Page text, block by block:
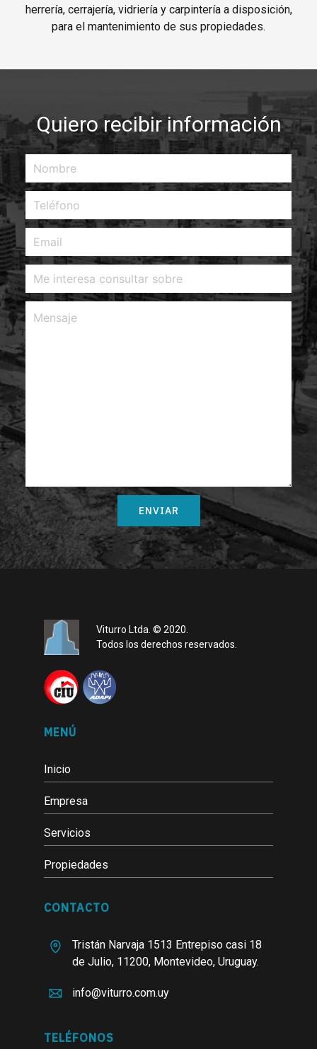
herrería, cerrajería, vidriería y carpintería a disposición,
para el mantenimiento de sus propiedades.
Quiero recibir información
Viturro Ltda. © 2020.
Todos los derechos reservados.
MENÚ
Inicio
Empresa
Servicios
Propiedades
CONTACTO
Tristán Narvaja 1513 Entrepiso casi 18
de Julio, 11200, Montevideo, Uruguay.
info@viturro.com.uy
TELÉFONOS